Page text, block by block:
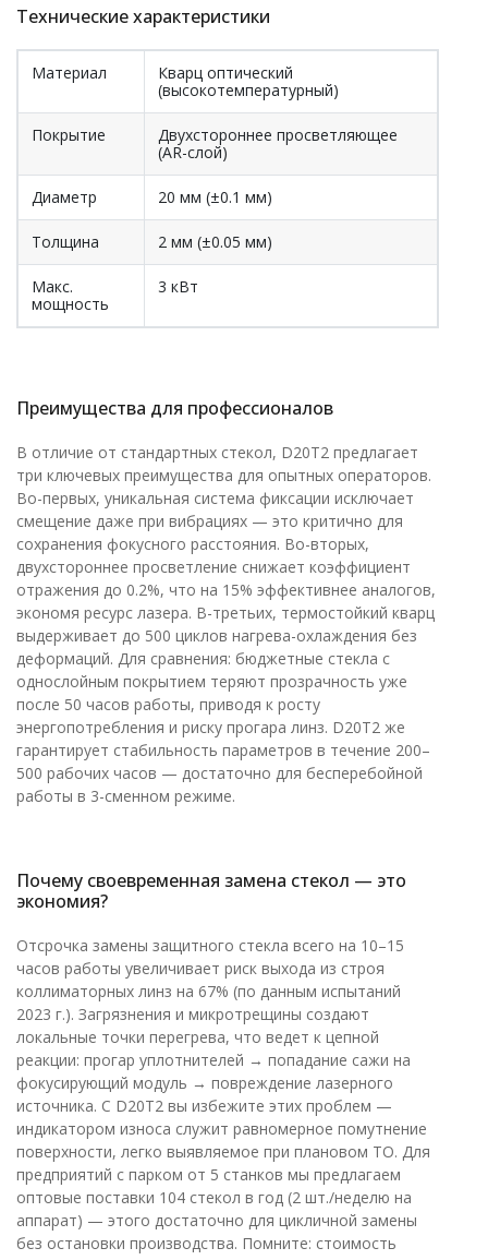
Технические характеристики
Материал
Кварц оптический
(высокотемпературный)
Покрытие
Двухстороннее просветляющее
(AR-слой)
Диаметр 20 мм (±0.1 мм)
Толщина 2 мм (±0.05 мм)
Макс.
мощность
3 кВт
Преимущества для профессионалов
В отличие от стандартных стекол, D20T2 предлагает
три ключевых преимущества для опытных операторов.
Во-первых, уникальная система фиксации исключает
смещение даже при вибрациях — это критично для
сохранения фокусного расстояния. Во-вторых,
двухстороннее просветление снижает коэффициент
отражения до 0.2%, что на 15% эффективнее аналогов,
экономя ресурс лазера. В-третьих, термостойкий кварц
выдерживает до 500 циклов нагрева-охлаждения без
деформаций. Для сравнения: бюджетные стекла с
однослойным покрытием теряют прозрачность уже
после 50 часов работы, приводя к росту
энергопотребления и риску прогара линз. D20T2 же
гарантирует стабильность параметров в течение 200–
500 рабочих часов — достаточно для бесперебойной
работы в 3-сменном режиме.
Почему своевременная замена стекол — это
экономия?
Отсрочка замены защитного стекла всего на 10–15
часов работы увеличивает риск выхода из строя
коллиматорных линз на 67% (по данным испытаний
2023 г.). Загрязнения и микротрещины создают
локальные точки перегрева, что ведет к цепной
реакции: прогар уплотнителей → попадание сажи на
фокусирующий модуль → повреждение лазерного
источника. С D20T2 вы избежите этих проблем —
индикатором износа служит равномерное помутнение
поверхности, легко выявляемое при плановом ТО. Для
предприятий с парком от 5 станков мы предлагаем
оптовые поставки 104 стекол в год (2 шт./неделю на
аппарат) — этого достаточно для цикличной замены
без остановки производства. Помните: стоимость